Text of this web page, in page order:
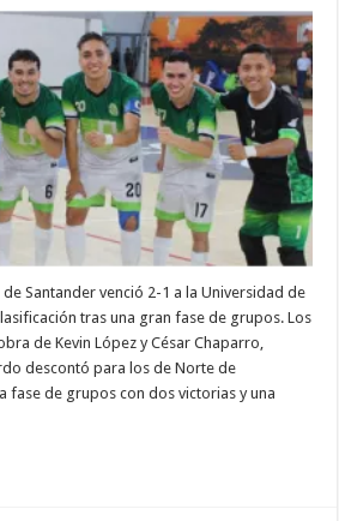
Santander venció 2-1 a la Universidad de
tras una gran fase de grupos. Los
de Kevin López y César Chaparro,
descontó para los de Norte de
fase de grupos con dos victorias y una